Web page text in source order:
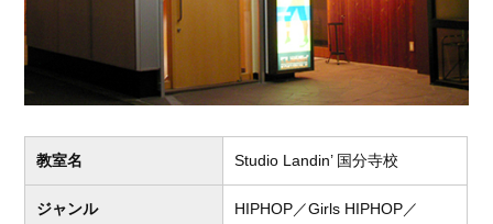
教室名 Studio Landin’ 国分寺校
ジャンル
HIPHOP／Girls HIPHOP／